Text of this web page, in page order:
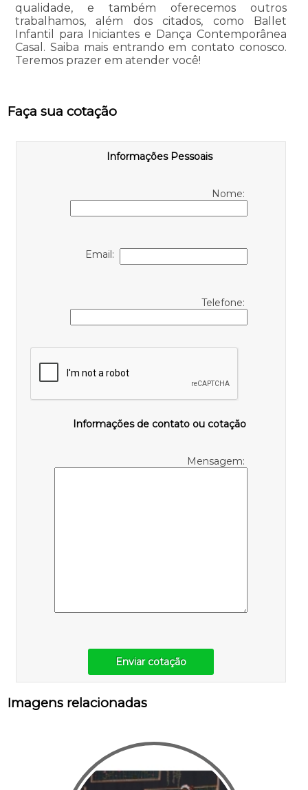
qualidade, e também oferecemos outros
trabalhamos, além dos citados, como Ballet
Infantil para Iniciantes e Dança Contemporânea
Casal. Saiba mais entrando em contato conosco.
Teremos prazer em atender você!
Faça sua cotação
Informações Pessoais
Nome:
Email:
Telefone:
Informações de contato ou cotação
Mensagem:
Enviar cotação
Imagens relacionadas